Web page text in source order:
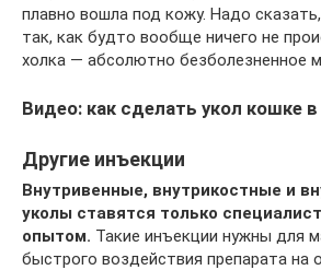
плавно вошла под кожу. Надо
так, как будто вообще ничего не
холка — абсолютно безболезненное
Видео: как сделать укол кошке в
Другие инъекции
Внутривенные, внутрикостные и
уколы ставятся только
опытом. Такие инъекции нужны для
быстрого воздействия препарата на